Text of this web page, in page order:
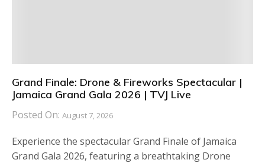
Grand Finale: Drone & Fireworks Spectacular |
Jamaica Grand Gala 2026 | TVJ Live
Posted On: August 7, 2026
Experience the spectacular Grand Finale of Jamaica
Grand Gala 2026, featuring a breathtaking Drone